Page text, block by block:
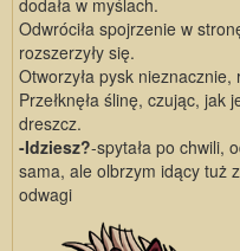
dodała w myślach.
Odwróciła spojrzenie w
rozszerzyły się.
Otworzyła pysk
Przełknęła ślinę, czując, jak
dreszcz.
-Idziesz?-spytała po chwili,
sama, ale olbrzym idący tuż
odwagi